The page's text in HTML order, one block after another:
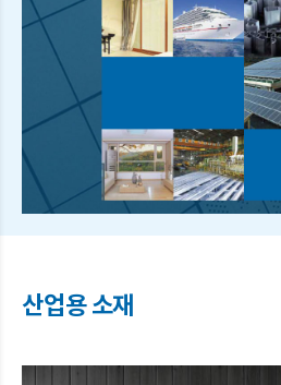
산업용 소재